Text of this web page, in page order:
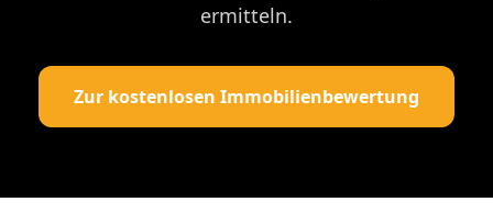
ermitteln.
Zur kostenlosen Immobilienbewertung